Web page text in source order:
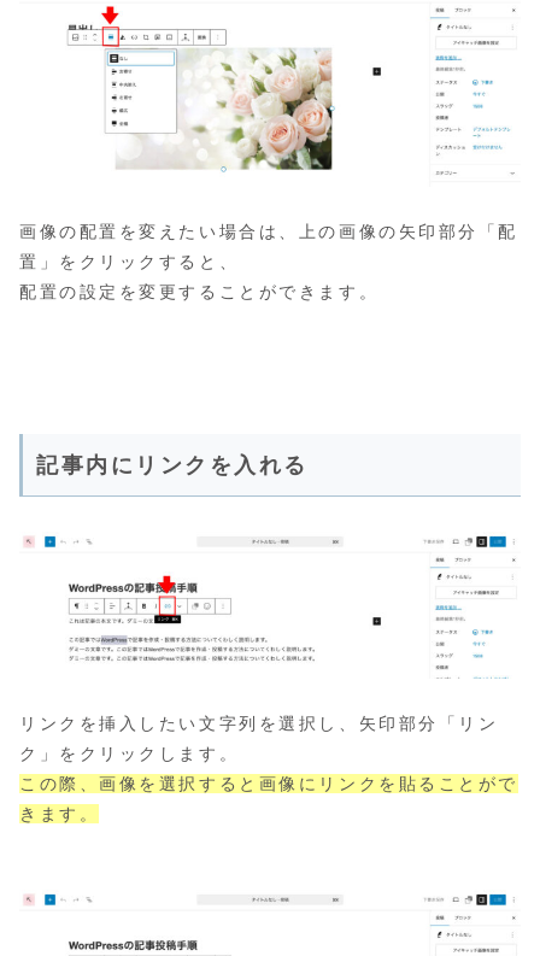
画像の配置を変えたい場合は、上の画像の矢印部分「配
置」をクリックすると、
配置の設定を変更することができます。
記事内にリンクを入れる
リンクを挿入したい文字列を選択し、矢印部分「リン
ク」をクリックします。
この際、画像を選択すると画像にリンクを貼ることがで
きます。